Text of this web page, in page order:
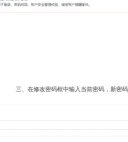
三、在修改密码框中输入当前密码，新密